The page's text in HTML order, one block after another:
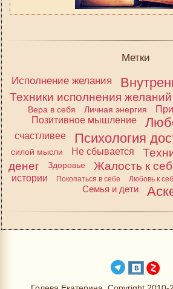
Метки
Исполнение желания
Техники исполнения желаний
Вера в себя Личная энергия
Позитивное мышление
счастливее
Психология
силой мысли
Не сбывается
денег
Здоровье Жалость к
истории
Покопаться в себе Любовь к
Семья и дети